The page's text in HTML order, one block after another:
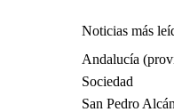
Noticias más
Andalucía
Sociedad
San Pedro